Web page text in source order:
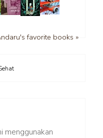
favorite books »
menggunakan